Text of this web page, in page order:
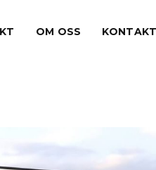
OM OSS